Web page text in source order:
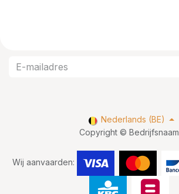
Copyright © Bedrijfsnaam
Wij aanvaarden:
Nederlands (BE)